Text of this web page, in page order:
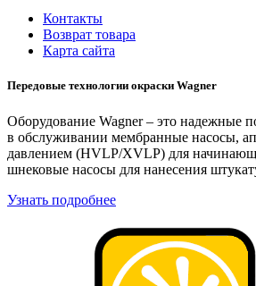
Контакты
Возврат товара
Карта сайта
Передовые технологии окраски Wagner
Оборудование Wagner – это надежные
в обслуживании мембранные насосы,
давлением (HVLP/XVLP) для
шнековые насосы для нанесения
Узнать подробнее